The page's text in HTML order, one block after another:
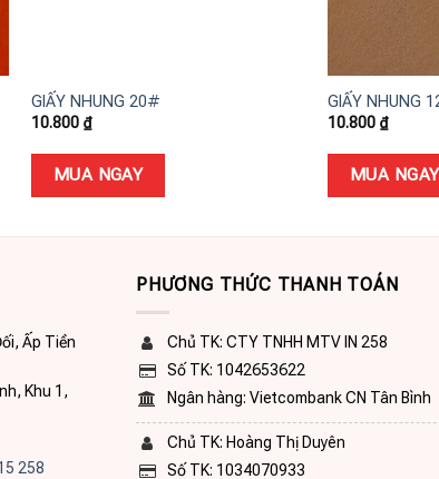
GIẤY NHUNG 20#
10.800₫
MUA NGAY
GIẤY NHUNG
10.800₫
MUA NGAY
Ấp Tiền
Khu 1,
258
PHƯƠNG THỨC THANH TOÁN
Chủ TK: CTY TNHH MTV IN 258
Số TK: 1042653622
Ngân hàng: Vietcombank CN Tân Bình
Chủ TK: Hoàng Thị Duyên
Số TK: 1034070933